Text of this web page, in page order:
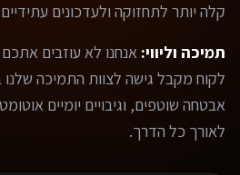
קלה יותר לתחזוקה ולעדכונים
תמיכה וליווי: אנחנו לא עוזבים אתכם
לקוח מקבל גישה לצוות התמיכה שלנו
אבטחה שוטפים, וגיבויים יומיים
לאורך כל הדרך.